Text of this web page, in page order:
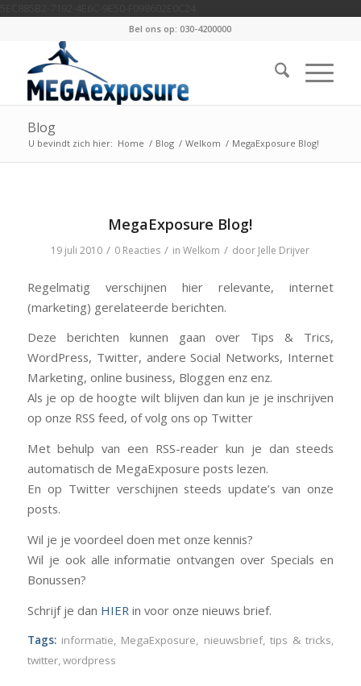
Bel ons op: 030-4200000
Blog
U bevindt zich hier: Home / Blog / Welkom / MegaExposure Blog!
MegaExposure Blog!
19 juli 2010 / 0 Reacties / inWelkom / door Jelle Drijver
Regelmatig verschijnen hier relevante, internet
(marketing) gerelateerde berichten.
Deze berichten kunnen gaan over Tips & Trics,
WordPress, Twitter, andere Social Networks, Internet
Marketing, online business, Bloggen enz enz.
Als je op de hoogte wilt blijven dan kun je je inschrijven
op onze RSS feed, of volg ons op Twitter
Met behulp van een RSS-reader kun je dan steeds
automatisch de MegaExposure posts lezen.
En op Twitter verschijnen steeds update’s van onze
posts.
Wil je je voordeel doen met onze kennis?
Wil je ook alle informatie ontvangen over Specials en
Bonussen?
Schrijf je dan HIER in voor onze nieuws brief.
Tags: informatie, MegaExposure, nieuwsbrief, tips & tricks,
twitter,wordpress